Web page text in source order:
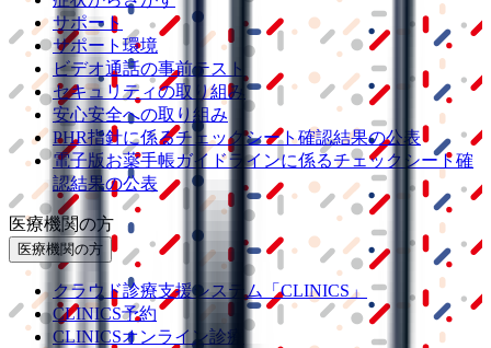
サポート
サポート環境
ビデオ通話の事前テスト
セキュリティの取り組み
安心安全への取り組み
PHR指針に係るチェックシート確認結果の公表
電子版お薬手帳ガイドラインに係るチェックシート確
認結果の公表
医療機関の方
医療機関の方
クラウド診療支援システム
「CLINICS」
CLINICS予約
CLINICSオンライン診療